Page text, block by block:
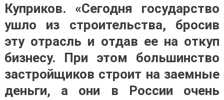
Куприков. «Сегодня государство
ушло из строительства, бросив
эту отрасль и отдав ее на откуп
бизнесу. При этом большинство
застройщиков строит на заемные
деньги, а они в России очень